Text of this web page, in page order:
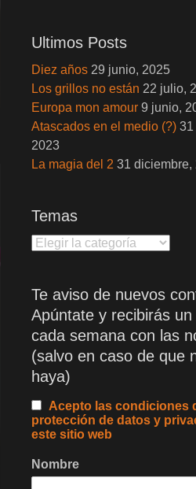
Ultimos Posts
Diez años 29 junio, 2025
Los grillos no están 22 julio,
Europa mon amour 9 junio,
Atascados en el medio (?) 31
2023
La magia del 2 31 diciembre,
Temas
Temas
Te aviso de nuevos
Apúntate y recibirás
cada semana con las
(salvo en caso de que
haya)
Acepto las condiciones
protección de datos y
este sitio web
Nombre